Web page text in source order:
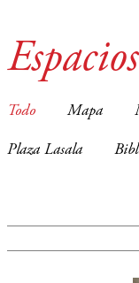
Todo Mapa
Plaza Lasala